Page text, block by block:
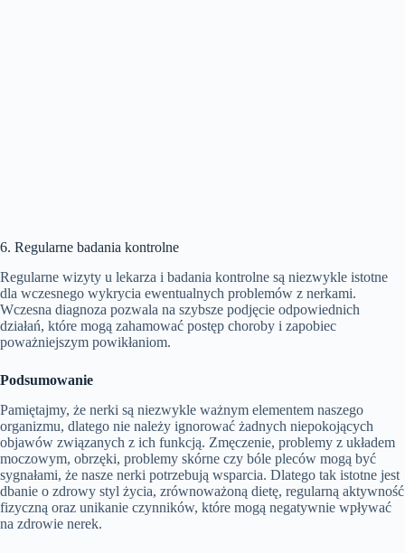
6. Regularne badania kontrolne
Regularne wizyty u lekarza i badania kontrolne są niezwykle istotne
dla wczesnego wykrycia ewentualnych problemów z nerkami.
Wczesna diagnoza pozwala na szybsze podjęcie odpowiednich
działań, które mogą zahamować postęp choroby i zapobiec
poważniejszym powikłaniom.
Podsumowanie
Pamiętajmy, że nerki są niezwykle ważnym elementem naszego
organizmu, dlatego nie należy ignorować żadnych niepokojących
objawów związanych z ich funkcją. Zmęczenie, problemy z układem
moczowym, obrzęki, problemy skórne czy bóle pleców mogą być
sygnałami, że nasze nerki potrzebują wsparcia. Dlatego tak istotne jest
dbanie o zdrowy styl życia, zrównoważoną dietę, regularną aktywność
fizyczną oraz unikanie czynników, które mogą negatywnie wpływać
na zdrowie nerek.